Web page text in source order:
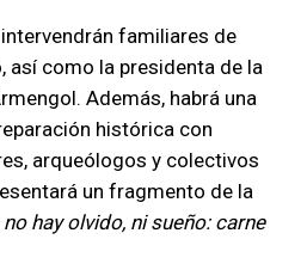
familiares de
como la presidenta de la
Además, habrá una
histórica con
arqueólogos y colectivos
un fragmento de la
hay olvido, ni sueño: carne